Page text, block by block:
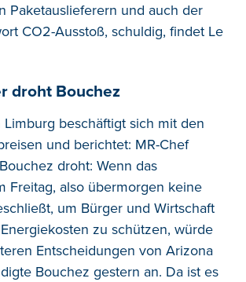
Paketauslieferern und auch der
CO2-Ausstoß, schuldig, findet Le
droht Bouchez
Limburg beschäftigt sich mit den
und berichtet: MR-Chef
droht: Wenn das
Freitag, also übermorgen keine
um Bürger und Wirtschaft
zu schützen, würde
Entscheidungen von Arizona
Bouchez gestern an. Da ist es